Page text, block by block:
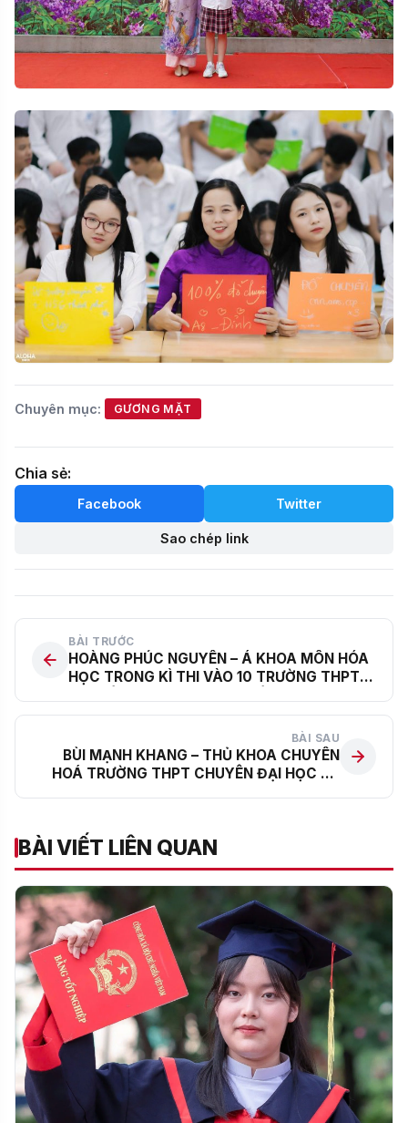
Chuyên mục: GƯƠNG MẶT
Chia sẻ:
Facebook Twitter
Sao chép link
BÀI TRƯỚC
HOÀNG PHÚC NGUYÊN – Á KHOA MÔN HÓA
HỌC TRONG KÌ THI VÀO 10 TRƯỜNG THPT
BÀI SAU
BÙI MẠNH KHANG – THỦ KHOA CHUYÊN
HOÁ TRƯỜNG THPT CHUYÊN ĐẠI HỌC SƯ
BÀI VIẾT LIÊN QUAN